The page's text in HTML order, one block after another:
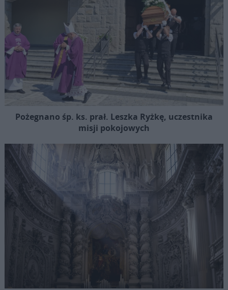
Pożegnano śp. ks. prał. Leszka Ryżkę, uczestnika
misji pokojowych